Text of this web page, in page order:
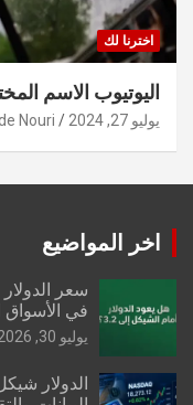
اخترنا لك
اليوتيوب الاسم
يوليو 27, 2024 Nouri
اخر المواضيع
سعر
في الأسواق
يوليو 30, 2026
الدولار